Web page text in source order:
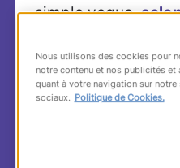
simple vogue,
Les bénéfices
Nous utilisons des cookies pour
notre contenu et nos publicités et
quant à votre navigation sur
sociaux. Politique de Cookies.